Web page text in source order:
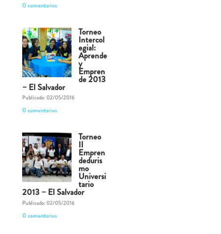
0 comentarios
Torneo
Intercol
egial:
Aprende
y
Empren
de 2013
– El Salvador
Publicado: 02/05/2016
0 comentarios
Torneo
II
Empren
deduris
mo
Universi
tario
2013 – El Salvador
Publicado: 02/05/2016
0 comentarios